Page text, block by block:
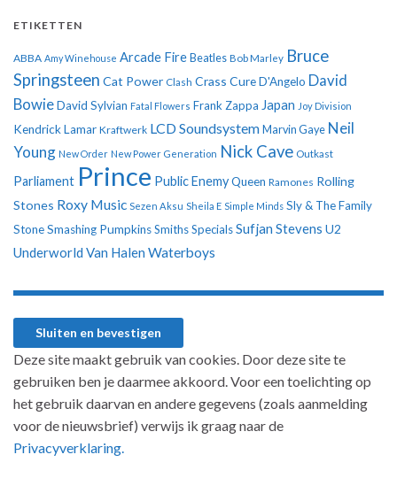
ETIKETTEN
ABBA Amy Winehouse Arcade Fire Beatles Bob Marley Bruce
Springsteen Cat Power Clash Crass CureD'Angelo David
BowieDavid Sylvian Fatal Flowers Frank Zappa Japan Joy Division
Kendrick Lamar Kraftwerk LCD Soundsystem Marvin Gaye Neil
Young New Order New Power Generation Nick Cave Outkast
Parliament Prince Public EnemyQueen Ramones Rolling
Stones Roxy Music Sezen Aksu Sheila E Simple Minds Sly & The Family
StoneSmashing PumpkinsSmithsSpecialsSufjan Stevens U2
Underworld Van Halen Waterboys
Deze site maakt gebruik van cookies. Door deze site te
gebruiken ben je daarmee akkoord. Voor een toelichting op
het gebruik daarvan en andere gegevens (zoals aanmelding
voor de nieuwsbrief) verwijs ik graag naar de
Privacyverklaring.